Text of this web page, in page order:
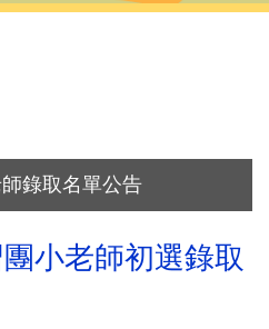
錄取名單公告
小老師初選錄取